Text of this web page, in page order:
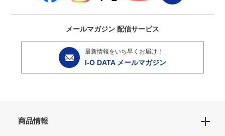
メールマガジン 配信サービス
最新情報をいち早くお届け！
I-O DATA メールマガジン
商品情報